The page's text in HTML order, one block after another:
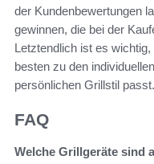
der Kundenbewertungen
gewinnen, die bei der
Letztendlich ist es
besten zu den
persönlichen Grillstil passt.
FAQ
Welche Grillgeräte sind